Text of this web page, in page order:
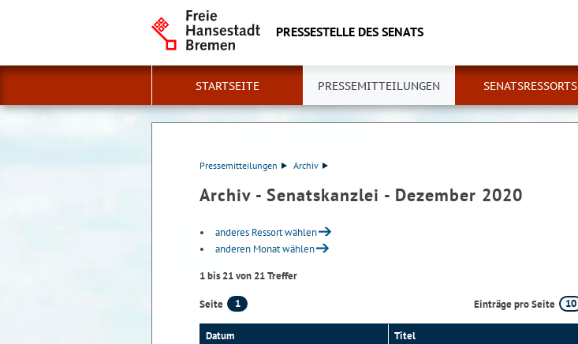
PRESSESTELLE DES SENATS
STARTSEITE PRESSEMITTEILUNGEN SENATSRESSORTS
Pressemitteilungen Archiv
Archiv - Senatskanzlei - Dezember 2020
anderes Ressort wählen
anderen Monat wählen
1 bis 21 von 21 Treffer
Seite 1 Einträge pro Seite 10
Datum
Titel